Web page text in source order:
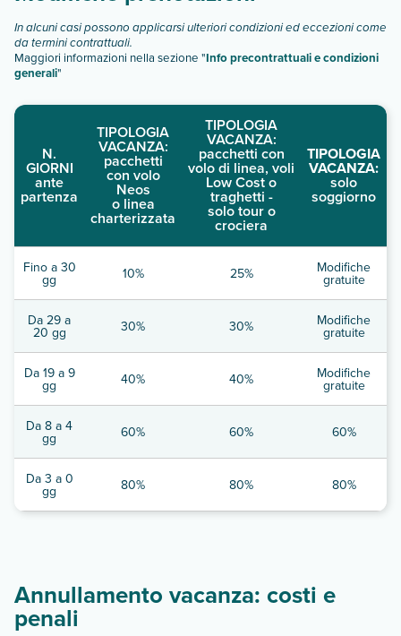
In alcuni casi possono applicarsi ulteriori condizioni ed eccezioni come
da termini contrattuali.
Maggiori informazioni nella sezione "Info precontrattuali e condizioni
generali"
N.
GIORNI
ante
partenza
TIPOLOGIA
VACANZA:
pacchetti
con volo
Neos
o linea
charterizzata
TIPOLOGIA
VACANZA:
pacchetti con
volo di linea, voli
Low Cost o
traghetti -
solo tour o
crociera
TIPOLOGIA
VACANZA:
solo
soggiorno
Fino a 30
gg 10% 25% Modifiche
gratuite
Da 29 a
20 gg 30% 30% Modifiche
gratuite
Da 19 a 9
gg 40% 40% Modifiche
gratuite
Da 8 a 4
gg 60% 60% 60%
Da 3 a 0
gg 80% 80% 80%
Annullamento vacanza: costi e
penali